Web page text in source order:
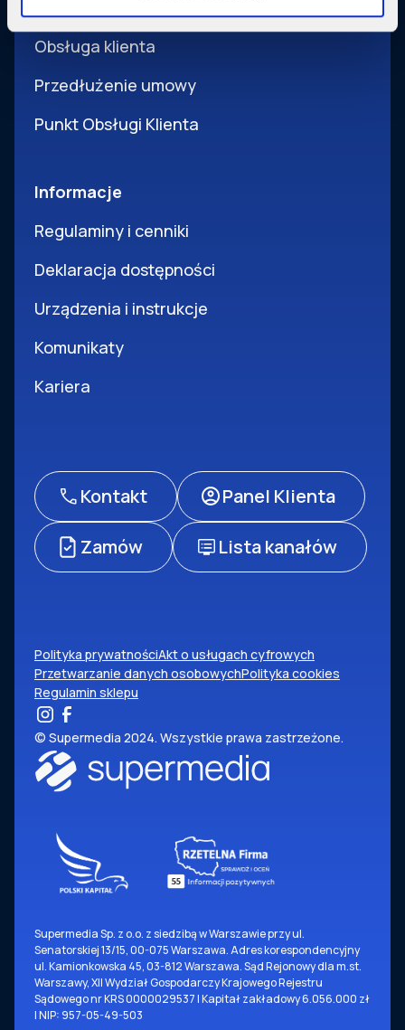
Obsługa klienta
Przedłużenie umowy
Punkt Obsługi Klienta
Informacje
Regulaminy i cenniki
Deklaracja dostępności
Urządzenia i instrukcje
Komunikaty
Kariera
Kontakt Panel Klienta
Zamów Lista kanałów
Polityka prywatnościAkt o usługach cyfrowych
Przetwarzanie danych osobowychPolityka cookies
Regulamin sklepu
© Supermedia 2024. Wszystkie prawa zastrzeżone.
Supermedia Sp. z o.o. z siedzibą w Warszawie przy ul.
Senatorskiej 13/15, 00-075 Warszawa. Adres korespondencyjny
ul. Kamionkowska 45, 03-812 Warszawa. Sąd Rejonowy dla m.st.
Warszawy, XII Wydział Gospodarczy Krajowego Rejestru
Sądowego nr KRS 0000029537 | Kapitał zakładowy 6.056.000 zł
| NIP: 957-05-49-503